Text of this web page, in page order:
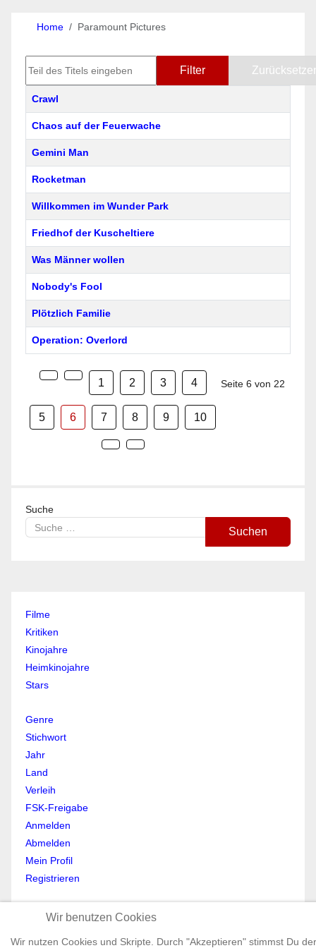
Home Paramount Pictures
Filter
Titel
Crawl
Chaos auf der Feuerwache
Gemini Man
Rocketman
Willkommen im Wunder Park
Friedhof der Kuscheltiere
Was Männer wollen
Nobody's Fool
Plötzlich Familie
Operation: Overlord
Seite 6 von 22
1 2 3 4
5 6 7 8 9 10
Suche
Suchen
Filme
Kritiken
Kinojahre
Heimkinojahre
Stars
Genre
Stichwort
Jahr
Land
Verleih
FSK-Freigabe
Anmelden
Abmelden
Mein Profil
Registrieren
All Rights reserved © Moviewolf 2026
Impressum
Datenschutz
Wir benutzen Cookies
Wir nutzen Cookies und Skripte. Durch "Akzeptieren" stimmst Du der